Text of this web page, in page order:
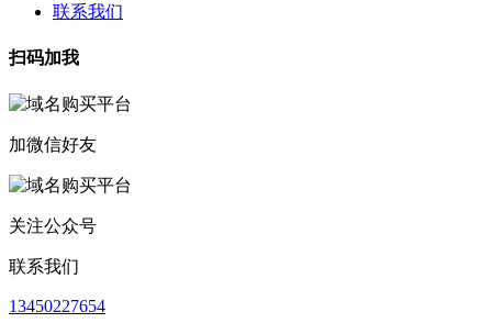
联系我们
扫码加我
加微信好友
关注公众号
联系我们
13450227654